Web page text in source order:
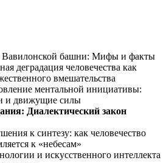
Вавилонской башни: Мифы и факты
деградация человечества как
вмешательства
ментальной инициативы:
и движущие силы
Диалектический закон
к синтезу: как человечество
к «небесам»
и искусственного интеллекта